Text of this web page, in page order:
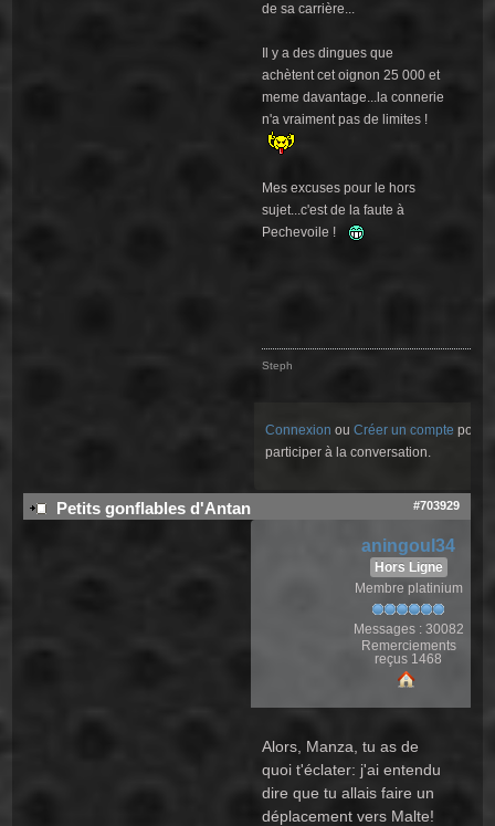
de sa carrière...
Il y a des dingues que
achètent cet oignon 25 000 et
meme davantage...la connerie
n'a vraiment pas de limites !
Mes excuses pour le hors
sujet...c'est de la faute à
Pechevoile !
Steph
Connexion ouCréer un compte pour
participer à la conversation.
Petits gonflables d'Antan #703929
aningoul34
Hors Ligne
Membre platinium
Messages : 30082
Remerciements
reçus 1468
Alors, Manza, tu as de
quoi t'éclater: j'ai entendu
dire que tu allais faire un
déplacement vers Malte!